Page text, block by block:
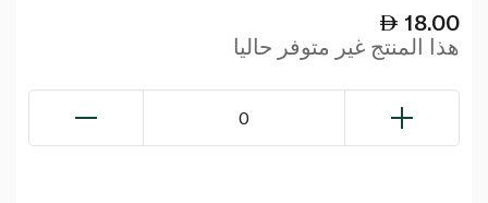
18.00
هذا المنتج غير متوفر حاليا
0